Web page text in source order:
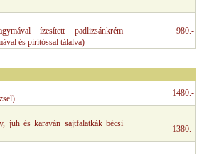
ízesített padlizsánkrém
és pirítóssal tálalva)
980.-
1480.-
juh és karaván sajtfalatkák bécsi
1380.-